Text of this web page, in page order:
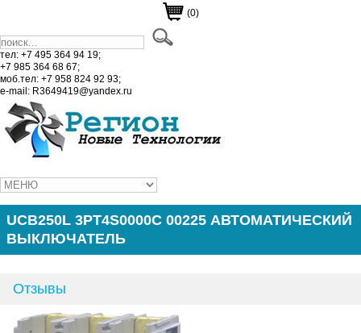
(0)
тел: +7 495 364 94 19;
+7 985 364 68 67;
моб.тел: +7 958 824 92 93;
e-mail: R3649419@yandex.ru
UCB250L 3PT4S0000C 00225 АВТОМАТИЧЕСКИЙ
ВЫКЛЮЧАТЕЛЬ
Отзывы